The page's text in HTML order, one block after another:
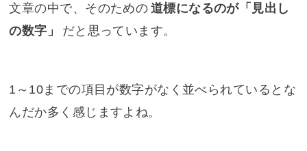
文章の中で、そのための 道標になるのが「見出し
の数字」
だと思っています。
1～10までの項目が数字がなく並べられているとな
んだか多く感じますよね。